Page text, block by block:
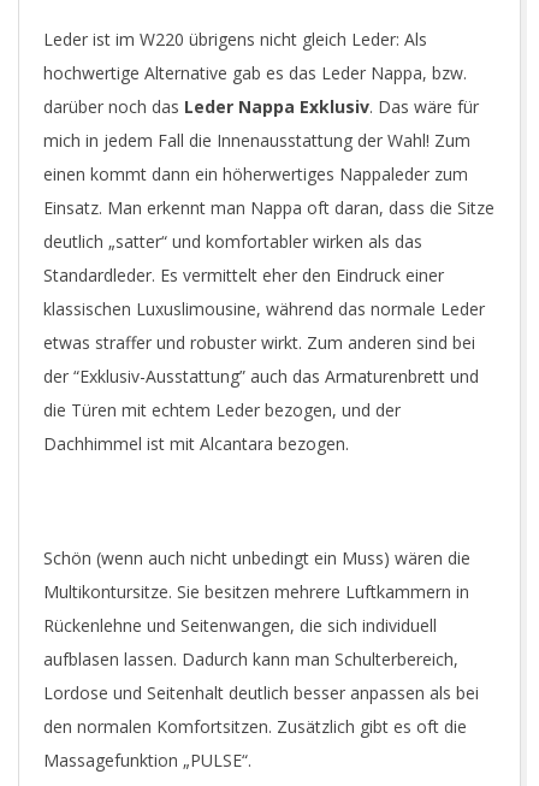
Leder ist im W220 übrigens nicht gleich Leder: Als
hochwertige Alternative gab es das Leder Nappa, bzw.
darüber noch das Leder Nappa Exklusiv. Das wäre für
mich in jedem Fall die Innenausstattung der Wahl! Zum
einen kommt dann ein höherwertiges Nappaleder zum
Einsatz. Man erkennt man Nappa oft daran, dass die Sitze
deutlich „satter“ und komfortabler wirken als das
Standardleder. Es vermittelt eher den Eindruck einer
klassischen Luxuslimousine, während das normale Leder
etwas straffer und robuster wirkt. Zum anderen sind bei
der “Exklusiv-Ausstattung” auch das Armaturenbrett und
die Türen mit echtem Leder bezogen, und der
Dachhimmel ist mit Alcantara bezogen.
Schön (wenn auch nicht unbedingt ein Muss) wären die
Multikontursitze. Sie besitzen mehrere Luftkammern in
Rückenlehne und Seitenwangen, die sich individuell
aufblasen lassen. Dadurch kann man Schulterbereich,
Lordose und Seitenhalt deutlich besser anpassen als bei
den normalen Komfortsitzen. Zusätzlich gibt es oft die
Massagefunktion „PULSE“.